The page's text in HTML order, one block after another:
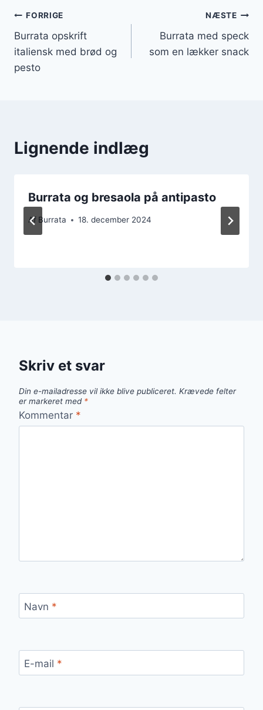
Indlægsnavigation
FORRIGE
Burrata opskrift
italiensk med brød og
pesto
NÆSTE
Burrata med speck
som en lækker snack
Lignende indlæg
Burrata og bresaola på antipasto
Af Burrata 18. december 2024
Skriv et svar
Din e-mailadresse vil ikke blive publiceret. Krævede felter
er markeret med *
Kommentar *
Navn *
E-mail *